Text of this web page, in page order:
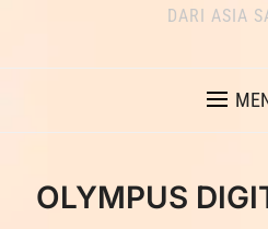
DARI ASIA
OLYMPUS